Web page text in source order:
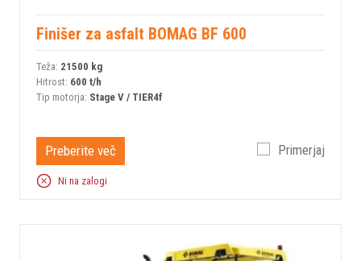
Finišer za asfalt BOMAG BF 600
Teža: 21500 kg
Hitrost: 600 t/h
Tip motorja: Stage V / TIER4f
Preberite več Primerjaj
Ni na zalogi